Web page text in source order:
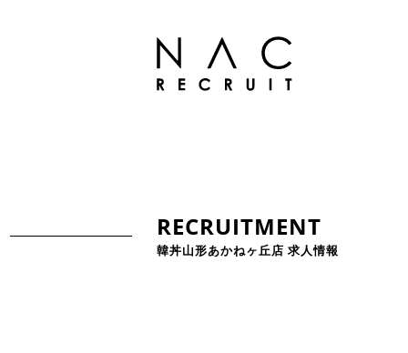
RECRUITMENT
韓丼山形あかねヶ丘店 求人情報